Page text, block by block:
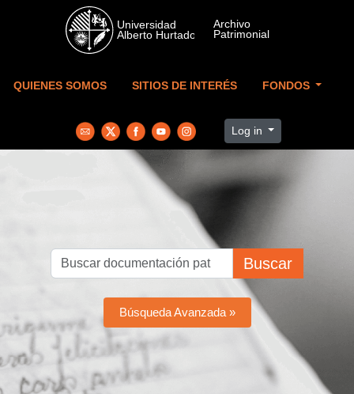
Skip to main content
QUIENES SOMOS SITIOS DE INTERÉS FONDOS
Log in
Buscar
Búsqueda Avanzada »